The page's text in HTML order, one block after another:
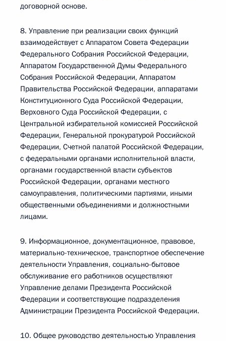
договорной основе.
8. Управление при реализации своих функций
взаимодействует с Аппаратом Совета Федерации
Федерального Собрания Российской Федерации,
Аппаратом Государственной Думы Федерального
Собрания Российской Федерации, Аппаратом
Правительства Российской Федерации, аппаратами
Конституционного Суда Российской Федерации,
Верховного Суда Российской Федерации, с
Центральной избирательной комиссией Российской
Федерации, Генеральной прокуратурой Российской
Федерации, Счетной палатой Российской Федерации,
с федеральными органами исполнительной власти,
органами государственной власти субъектов
Российской Федерации, органами местного
самоуправления, политическими партиями, иными
общественными объединениями и должностными
лицами.
9. Информационное, документационное, правовое,
материально-техническое, транспортное обеспечение
деятельности Управления, социально-бытовое
обслуживание его работников осуществляют
Управление делами Президента Российской
Федерации и соответствующие подразделения
Администрации Президента Российской Федерации.
10. Общее руководство деятельностью Управления